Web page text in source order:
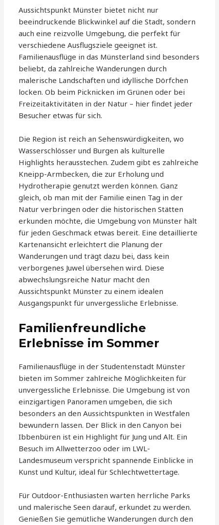
Aussichtspunkt Münster bietet nicht nur
beeindruckende Blickwinkel auf die Stadt, sondern
auch eine reizvolle Umgebung, die perfekt für
verschiedene Ausflugsziele geeignet ist.
Familienausflüge in das Münsterland sind besonders
beliebt, da zahlreiche Wanderungen durch
malerische Landschaften und idyllische Dörfchen
locken. Ob beim Picknicken im Grünen oder bei
Freizeitaktivitäten in der Natur – hier findet jeder
Besucher etwas für sich.
Die Region ist reich an Sehenswürdigkeiten, wo
Wasserschlösser und Burgen als kulturelle
Highlights herausstechen. Zudem gibt es zahlreiche
Kneipp-Armbecken, die zur Erholung und
Hydrotherapie genutzt werden können. Ganz
gleich, ob man mit der Familie einen Tag in der
Natur verbringen oder die historischen Stätten
erkunden möchte, die Umgebung von Münster hält
für jeden Geschmack etwas bereit. Eine detaillierte
Kartenansicht erleichtert die Planung der
Wanderungen und trägt dazu bei, dass kein
verborgenes Juwel übersehen wird. Diese
abwechslungsreiche Natur macht den
Aussichtspunkt Münster zu einem idealen
Ausgangspunkt für unvergessliche Erlebnisse.
Familienfreundliche
Erlebnisse im Sommer
Familienausflüge in der Studentenstadt Münster
bieten im Sommer zahlreiche Möglichkeiten für
unvergessliche Erlebnisse. Die Umgebung ist von
einzigartigen Panoramen umgeben, die sich
besonders an den Aussichtspunkten in Westfalen
bewundern lassen. Der Blick in den Canyon bei
Ibbenbüren ist ein Highlight für Jung und Alt. Ein
Besuch im Allwetterzoo oder im LWL-
Landesmuseum verspricht spannende Einblicke in
Kunst und Kultur, ideal für Schlechtwettertage.
Für Outdoor-Enthusiasten warten herrliche Parks
und malerische Seen darauf, erkundet zu werden.
Genießen Sie gemütliche Wanderungen durch den